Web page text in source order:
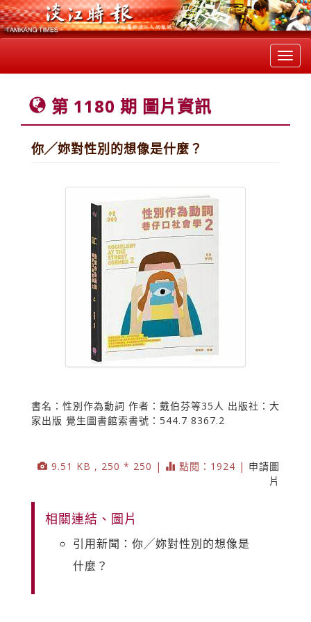
第 1180 期 圖片資訊
你╱妳對性別的想像是什麼？
書名：性別作為動詞 作者：戴伯芬等35人 出版社：大
家出版 覺生圖書館索書號：544.7 8367.2
9.51 KB , 250 * 250 | 點閱：1924 | 申請圖
片
相關連結、圖片
引用新聞：你╱妳對性別的想像是
什麼？